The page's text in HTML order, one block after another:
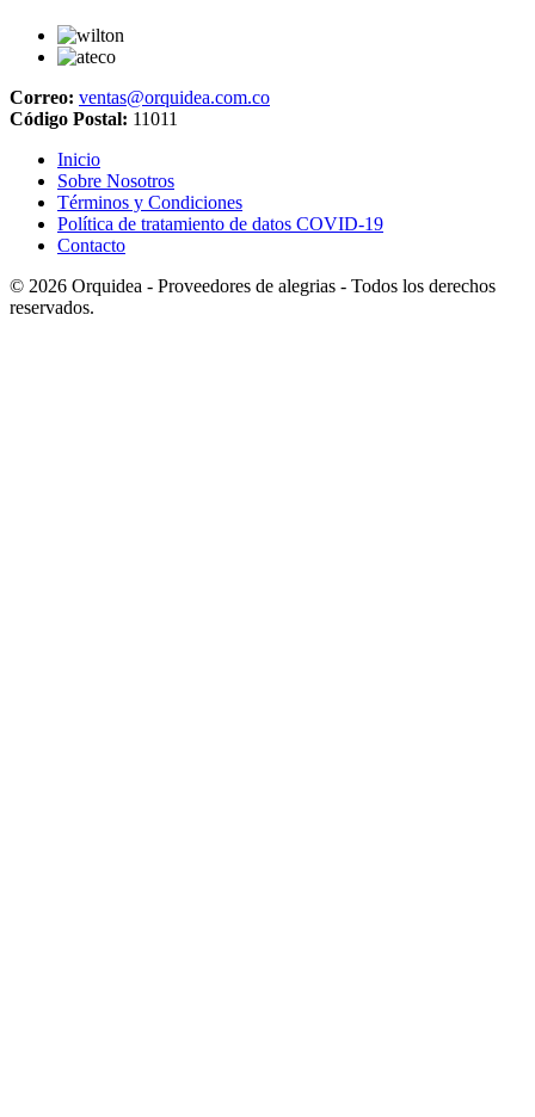
Correo: ventas@orquidea.com.co
Código Postal: 11011
Inicio
Sobre Nosotros
Términos y Condiciones
Política de tratamiento de datos COVID-19
Contacto
© 2026 Orquidea - Proveedores de alegrias - Todos los derechos
reservados.